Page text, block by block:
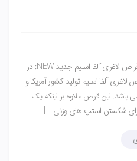
قر ص لاغری آلفا اسلیم جدید NEW قر ص لاغری آلفا اسلیم جدید NEW: در
آلفا اسلیم تولید کشور آمریکا و
این قرص علاوه بر اینکه یک
شکستن استپ های وزنی […]